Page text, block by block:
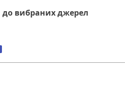
вибраних джерел